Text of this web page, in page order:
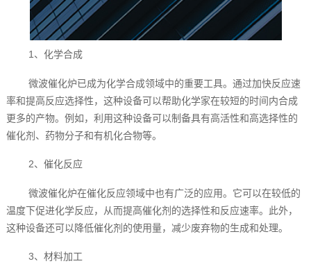
1、化学合成
微波催化炉已成为化学合成领域中的重要工具。通过加快反应速
率和提高反应选择性，这种设备可以帮助化学家在较短的时间内合成
更多的产物。例如，利用这种设备可以制备具有高活性和高选择性的
催化剂、药物分子和有机化合物等。
2、催化反应
微波催化炉在催化反应领域中也有广泛的应用。它可以在较低的
温度下促进化学反应，从而提高催化剂的选择性和反应速率。此外，
这种设备还可以降低催化剂的使用量，减少废弃物的生成和处理。
3、材料加工